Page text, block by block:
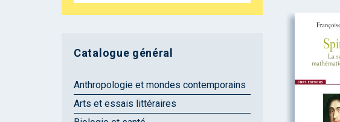
Catalogue général
Anthropologie et mondes contemporains
Arts et essais littéraires